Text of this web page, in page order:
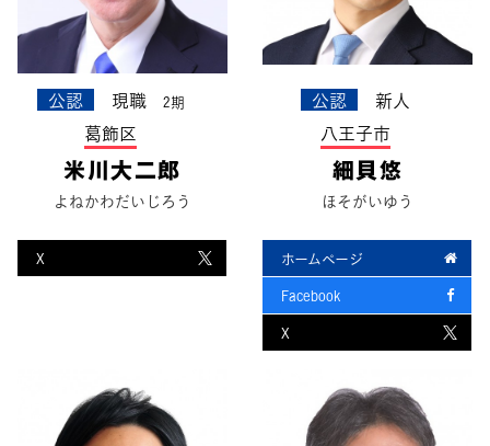
公認 現職 2期
葛飾区
米川大二郎
よねかわだいじろう
X
公認
新人
八王子市
細貝悠
ほそがいゆう
ホームページ
Facebook
X